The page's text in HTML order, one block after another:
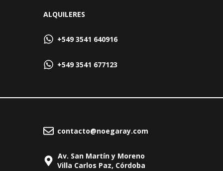
ALQUILERES
+549 3541 640916
+549 3541 677123
contacto@noegaray.com
Av. San Martín y Moreno
Villa Carlos Paz, Córdoba